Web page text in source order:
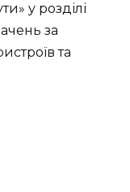
у розділі
за
та